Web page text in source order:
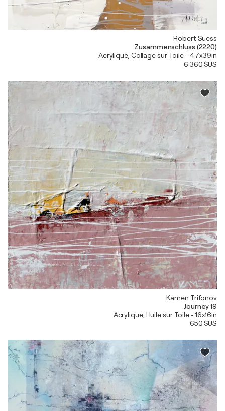
Robert Süess
Zusammenschluss (2220)
Acrylique, Collage sur Toile - 47x39in
6 360 $US
Kamen Trifonov
Journey 19
Acrylique, Huile sur Toile - 16x16in
650 $US